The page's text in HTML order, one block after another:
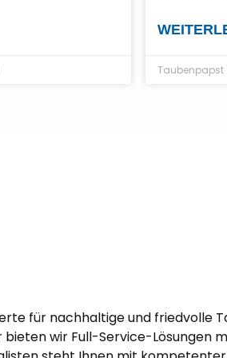
Taubenpapst
für nachhaltige und friedvolle
wir Full-Service-Lösungen